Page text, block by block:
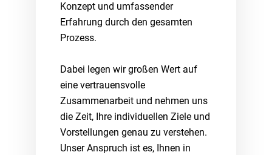
Konzept und umfassender
Erfahrung durch den gesamten
Prozess.
Dabei legen wir großen Wert auf
eine vertrauensvolle
Zusammenarbeit und nehmen uns
die Zeit, Ihre individuellen Ziele und
Vorstellungen genau zu verstehen.
Unser Anspruch ist es, Ihnen in